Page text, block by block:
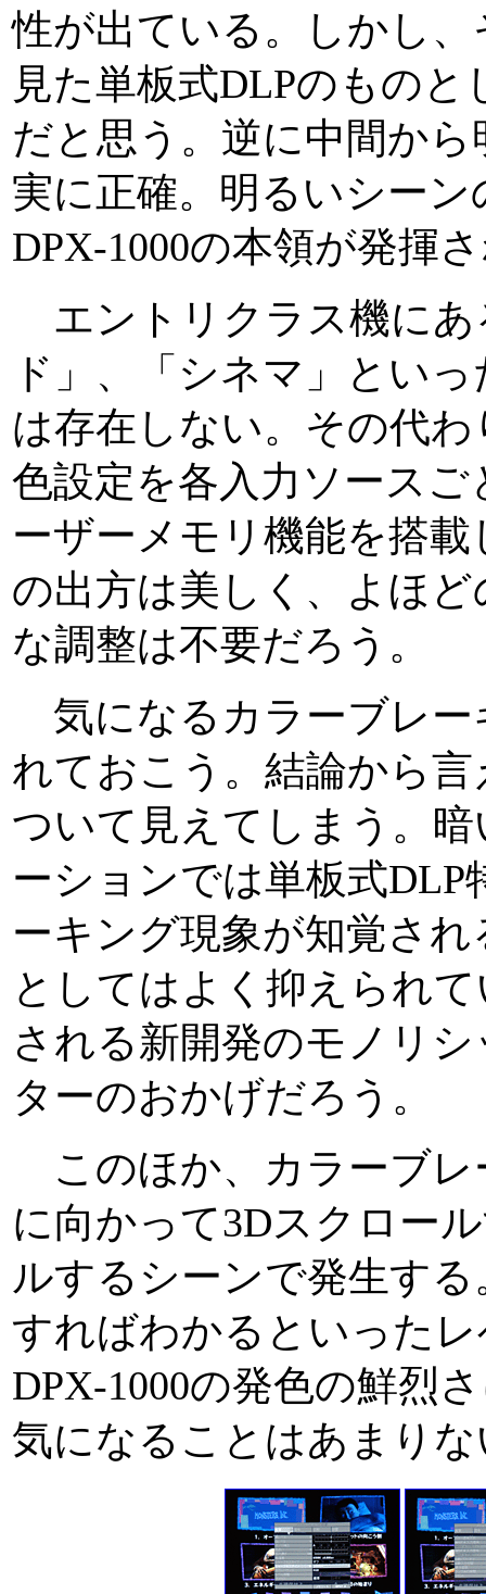
性が出ている。しかし
見た単板式DLPのもの
だと思う。逆に中間か
実に正確。明るいシー
DPX-1000の本領が発揮
エントリクラス機にあ
ド」、「シネマ」とい
は存在しない。その代
色設定を各入力ソース
ーザーメモリ機能を搭
の出方は美しく、よほ
な調整は不要だろう。
気になるカラーブレー
れておこう。結論から
ついて見えてしまう。
ーションでは単板式
ーキング現象が知覚さ
としてはよく抑えられ
される新開発のモノリ
ターのおかげだろう。
このほか、カラーブレ
に向かって3Dスクロー
ルするシーンで発生す
すればわかるといった
DPX-1000の発色の鮮烈
気になることはあまり